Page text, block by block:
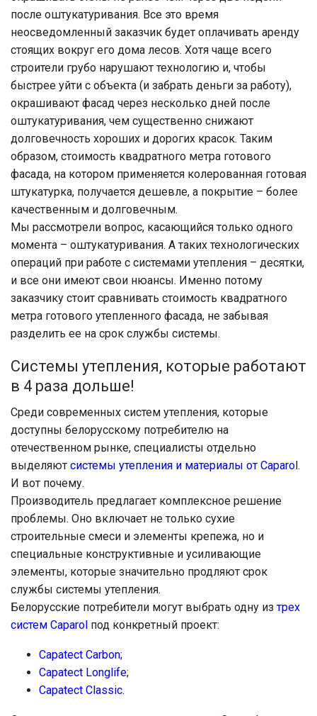
после оштукатуривания. Все это время
неосведомленный заказчик будет оплачивать аренду
стоящих вокруг его дома лесов. Хотя чаще всего
строители грубо нарушают технологию и, чтобы
быстрее уйти с объекта (и забрать деньги за работу),
окрашивают фасад через несколько дней после
оштукатуривания, чем существенно снижают
долговечность хороших и дорогих красок. Таким
образом, стоимость квадратного метра готового
фасада, на котором применяется колерованная готовая
штукатурка, получается дешевле, а покрытие – более
качественным и долговечным.
Мы рассмотрели вопрос, касающийся только одного
момента – оштукатуривания. А таких технологических
операций при работе с системами утепления – десятки,
и все они имеют свои нюансы. Именно потому
заказчику стоит сравнивать стоимость квадратного
метра готового утепленного фасада, не забывая
разделить ее на срок службы системы.
Системы утепления, которые работают
в 4 раза дольше!
Среди современных систем утепления, которые
доступны белорусскому потребителю на
отечественном рынке, специалисты отдельно
выделяют системы утепления и материалы от Caparol.
И вот почему.
Производитель предлагает комплексное решение
проблемы. Оно включает не только сухие
строительные смеси и элементы крепежа, но и
специальные конструктивные и усиливающие
элементы, которые значительно продляют срок
службы системы утепления.
Белорусские потребители могут выбрать одну изтрех
систем Caparol под конкретный проект:
Capatect Carbon;
Capatect Longlife;
Capatect Classic.